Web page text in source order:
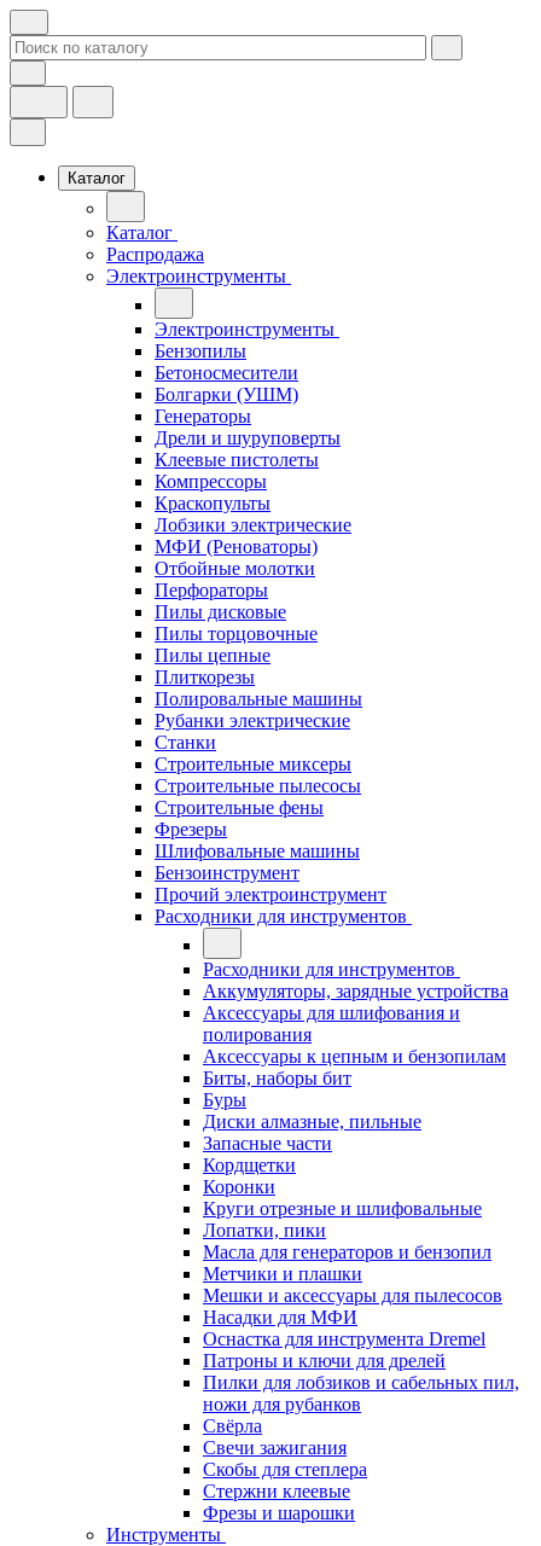
Каталог
Каталог
Распродажа
Электроинструменты
Электроинструменты
Бензопилы
Бетоносмесители
Болгарки (УШМ)
Генераторы
Дрели и шуруповерты
Клеевые пистолеты
Компрессоры
Краскопульты
Лобзики электрические
МФИ (Реноваторы)
Отбойные молотки
Перфораторы
Пилы дисковые
Пилы торцовочные
Пилы цепные
Плиткорезы
Полировальные машины
Рубанки электрические
Станки
Строительные миксеры
Строительные пылесосы
Строительные фены
Фрезеры
Шлифовальные машины
Бензоинструмент
Прочий электроинструмент
Расходники для инструментов
Расходники для инструментов
Аккумуляторы, зарядные устройства
Аксессуары для шлифования и
полирования
Аксессуары к цепным и бензопилам
Биты, наборы бит
Буры
Диски алмазные, пильные
Запасные части
Кордщетки
Коронки
Круги отрезные и шлифовальные
Лопатки, пики
Масла для генераторов и бензопил
Метчики и плашки
Мешки и аксессуары для пылесосов
Насадки для МФИ
Оснастка для инструмента Dremel
Патроны и ключи для дрелей
Пилки для лобзиков и сабельных пил,
ножи для рубанков
Свёрла
Свечи зажигания
Скобы для степлера
Стержни клеевые
Фрезы и шарошки
Инструменты